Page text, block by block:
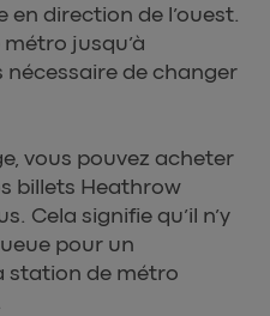
direction de l’ouest.
métro jusqu’à
nécessaire de changer
vous pouvez acheter
billets Heathrow
Cela signifie qu’il n’y
pour un
station de métro